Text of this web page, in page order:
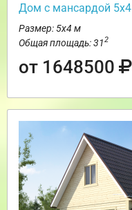
Дом с мансардой 5х4
Размер: 5х4 м
Общая площадь: 312
от 1648500